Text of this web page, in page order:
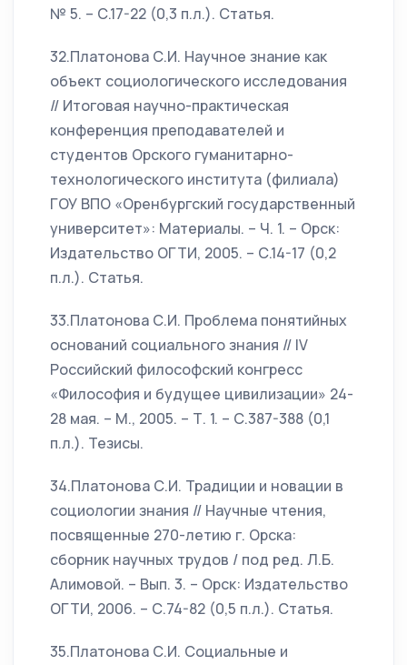
№ 5. – С.17-22 (0,3 п.л.). Статья.
32.Платонова С.И. Научное знание как
объект социологического исследования
// Итоговая научно-практическая
конференция преподавателей и
студентов Орского гуманитарно-
технологического института (филиала)
ГОУ ВПО «Оренбургский государственный
университет»: Материалы. – Ч. 1. – Орск:
Издательство ОГТИ, 2005. – С.14-17 (0,2
п.л.). Статья.
33.Платонова С.И. Проблема понятийных
оснований социального знания // IV
Российский философский конгресс
«Философия и будущее цивилизации» 24-
28 мая. – М., 2005. – Т. 1. – С.387-388 (0,1
п.л.). Тезисы.
34.Платонова С.И. Традиции и новации в
социологии знания // Научные чтения,
посвященные 270-летию г. Орска:
сборник научных трудов / под ред. Л.Б.
Алимовой. – Вып. 3. – Орск: Издательство
ОГТИ, 2006. – С.74-82 (0,5 п.л.). Статья.
35.Платонова С.И. Социальные и